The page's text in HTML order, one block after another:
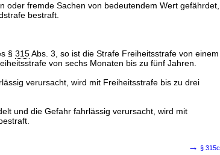
fremde Sachen von bedeutendem Wert gefährdet,
bestraft.
§ 315Abs. 3, so ist die Strafe Freiheitsstrafe von einem
von sechs Monaten bis zu fünf Jahren.
verursacht, wird mit Freiheitsstrafe bis zu drei
und die Gefahr fahrlässig verursacht, wird mit
→ § 315c